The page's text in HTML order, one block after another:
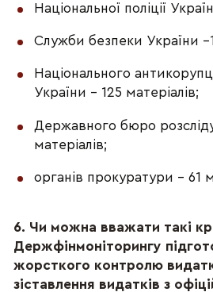
Національної поліції
Служби безпеки України
Національного
України – 125 матеріалів;
Державного бюро
матеріалів;
органів прокуратури – 61
6. Чи можна вважати такі
Держфінмоніторингу
жорсткого контролю
зіставлення видатків з